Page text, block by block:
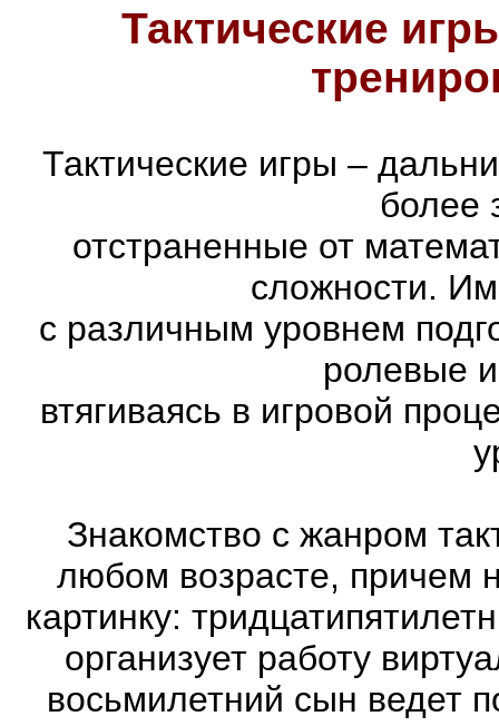
Тактические
Тактические игры –
более
отстраненные от
сложности.
с различным уровнем
ролевые
втягиваясь в игровой
Знакомство с жанром
любом возрасте, причем
картинку:
организует работу
восьмилетний сын ведет